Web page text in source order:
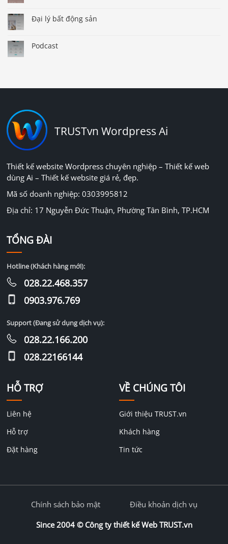
Đại lý bất động sản
Podcast
TRUSTvn Wordpress Ai
Thiết kế website Wordpress chuyên nghiệp – Thiết kế web
dùng Ai – Thiết kế website giá rẻ, đẹp.
Mã số doanh nghiệp: 0303995812
Địa chỉ: 17 Nguyễn Đức Thuận, Phường Tân Bình, TP.HCM
HỖ TRỢ
Liên hệ
Hỗ trợ
Đặt hàng
VỀ CHÚNG TÔI
Giới thiệu TRUST.vn
Khách hàng
Tin tức
TỔNG ĐÀI
Hotline (Khách hàng mới):
028.22.468.357
0903.976.769
Support (Đang sử dụng dịch vụ):
028.22.166.200
028.22166144
Since 2004 © Công ty thiết kế Web TRUST.vn
Chính sách bảo mật Điều khoản dịch vụ